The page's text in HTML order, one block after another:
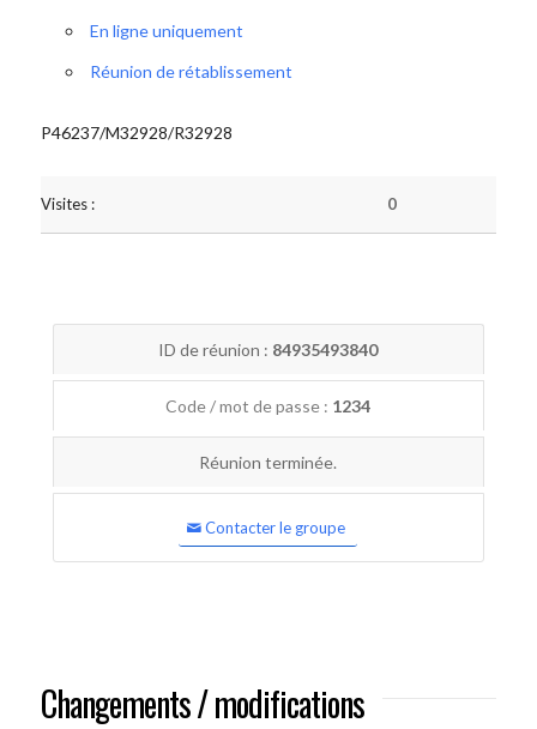
En ligne uniquement
Réunion de rétablissement
P46237/M32928/R32928
Visites : 0
ID de réunion : 84935493840
Code / mot de passe : 1234
Réunion terminée.
Contacter le groupe
Changements / modifications